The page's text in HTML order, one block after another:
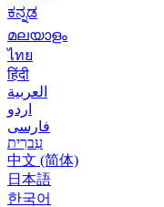
ಕನ್ನಡ
മലയാളം
ไทย
हिंदी
العربية
اردو
فارسی
עִברִית
中文 (简体)
日本語
한국어